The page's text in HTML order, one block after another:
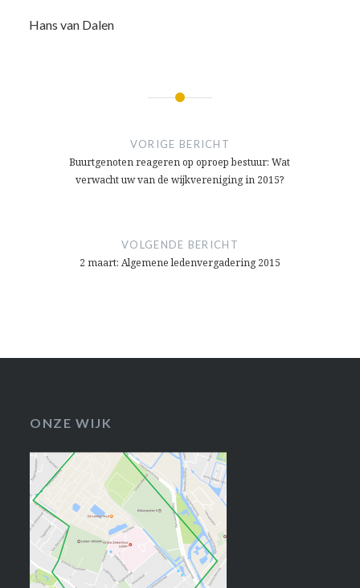
Hans van Dalen
VORIGE BERICHT
Buurtgenoten reageren op oproep bestuur: Wat
verwacht uw van de wijkvereniging in 2015?
VOLGENDE BERICHT
2 maart: Algemene ledenvergadering 2015
ONZE WIJK